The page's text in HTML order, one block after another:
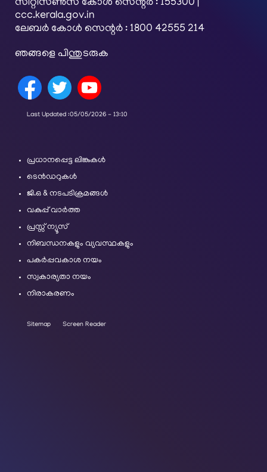
സിറ്റിസൺസ് കോൾ സെന്റർ : 155300 |
ccc.kerala.gov.in
ലേബർ കോൾ സെന്റർ : 1800 42555 214
ഞങ്ങളെ പിന്തുടരുക
Last Updated :05/05/2026 - 13:10
പ്രധാനപ്പെട്ട ലിങ്കുകൾ
ടെൻഡറുകൾ
ജി.ഒ & നടപടിക്രമങ്ങൾ
വകുപ്പ് വാർത്ത
പ്രസ്സ് ന്യൂസ്
നിബന്ധനകളും വ്യവസ്ഥകളും
പകർപ്പവകാശ നയം
സ്വകാര്യതാ നയം
നിരാകരണം
Sitemap Screen Reader